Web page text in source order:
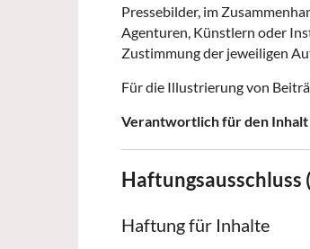
Pressebilder, im
Agenturen, Künstlern oder
Zustimmung der jeweiligen
Für die Illustrierung von
Verantwortlich für den Inhalt
Haftungsausschluss
Haftung für Inhalte